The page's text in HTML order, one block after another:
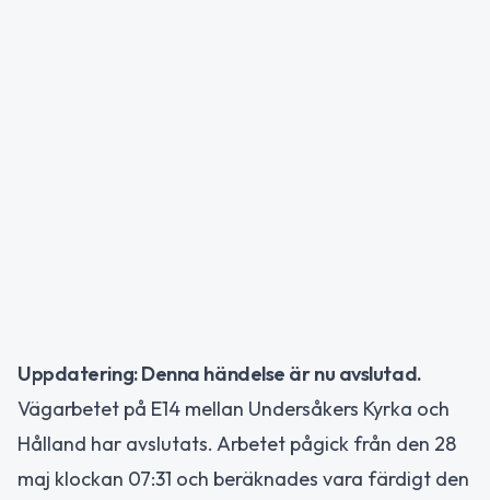
Uppdatering: Denna händelse är nu avslutad.
Vägarbetet på E14 mellan Undersåkers Kyrka och
Hålland har avslutats. Arbetet pågick från den 28
maj klockan 07:31 och beräknades vara färdigt den